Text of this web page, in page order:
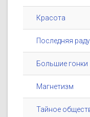
Красота
Последняя
Большие гонки
Магнетизм
Тайное